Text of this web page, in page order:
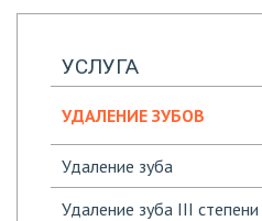
УСЛУГА
УДАЛЕНИЕ ЗУБОВ
Удаление зуба
Удаление зуба III степени